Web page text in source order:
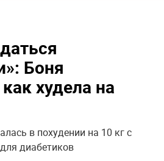
Боня
худела на
в похудении на 10 кг с
диабетиков